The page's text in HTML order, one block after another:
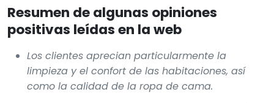
Resumen de algunas opiniones
positivas leídas en la web
Los clientes aprecian particularmente la
limpieza y el confort de las habitaciones, así
como la calidad de la ropa de cama.